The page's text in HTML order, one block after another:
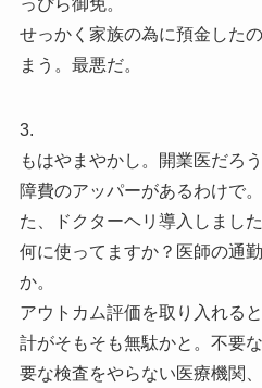
っぴら御免。
せっかく家族の為に預金した
まう。最悪だ。
3.
もはやまやかし。開業医だろ
障費のアッパーがあるわけで
た、ドクターヘリ導入しまし
何に使ってますか？医師の通
か。
アウトカム評価を取り入れる
計がそもそも無駄かと。不要
要な検査をやらない医療機関